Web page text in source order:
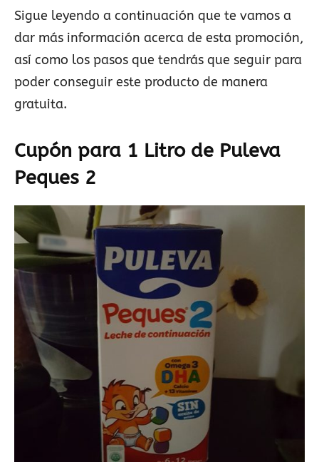
Sigue leyendo a continuación que te vamos a
dar más información acerca de esta promoción,
así como los pasos que tendrás que seguir para
poder conseguir este producto de manera
gratuita.
Cupón para 1 Litro de Puleva
Peques 2